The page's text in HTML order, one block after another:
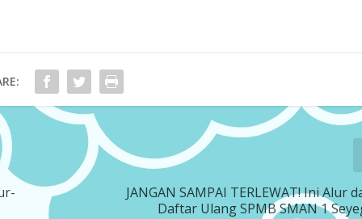
JANGAN SAMPAI TERLEWAT! Ini Alur
Daftar Ulang SPMB SMAN 1